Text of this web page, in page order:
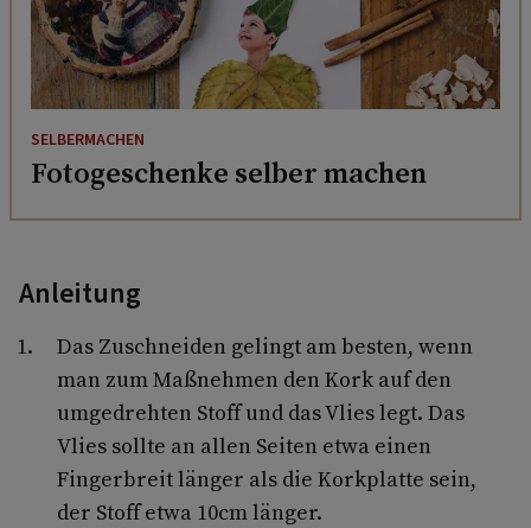
SELBERMACHEN
Fotogeschenke selber machen
Anleitung
Das Zuschneiden gelingt am besten, wenn
man zum Maßnehmen den Kork auf den
umgedrehten Stoff und das Vlies legt. Das
Vlies sollte an allen Seiten etwa einen
Fingerbreit länger als die Korkplatte sein,
der Stoff etwa 10cm länger.